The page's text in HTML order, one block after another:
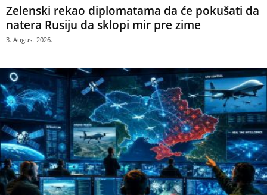
Zelenski rekao diplomatama da će pokušati da
natera Rusiju da sklopi mir pre zime
3. August 2026.